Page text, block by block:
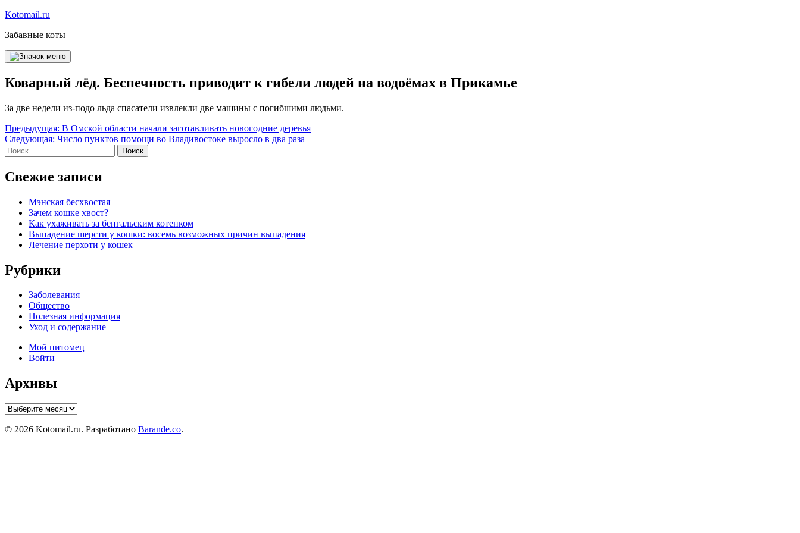
Перейти
содержимому
Kotomail.ru
Забавные коты
Коварный лёд. Беспечность приводит к гибели людей на водоёмах в Прикамье
За две недели из-подо льда спасатели извлекли две машины с погибшими людьми.
Навигация
по
записям
Предыдущая: В Омской области начали заготавливать новогодние деревья
Следующая: Число пунктов помощи во Владивостоке выросло в два раза
Найти:
Свежие записи
Мэнская бесхвостая
Зачем кошке хвост?
Как ухаживать за бенгальским котенком
Выпадение шерсти у кошки: восемь возможных причин выпадения
Лечение перхоти у кошек
Рубрики
Заболевания
Общество
Полезная информация
Уход и содержание
Мой питомец
Войти
Архивы
Архивы
© 2026 Kotomail.ru. Разработано Barande.co.